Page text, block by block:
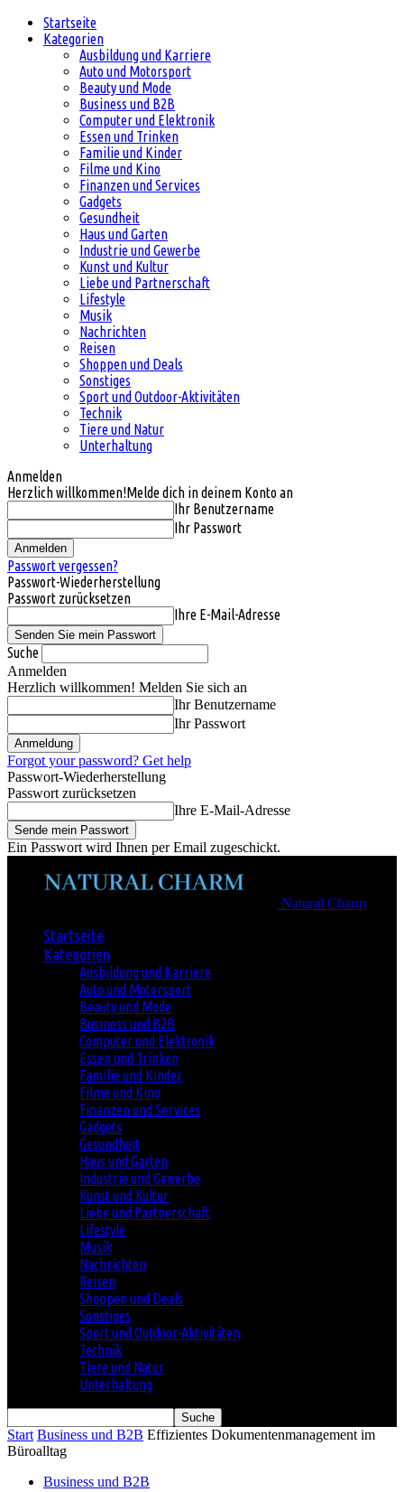
Startseite
Kategorien
Ausbildung und Karriere
Auto und Motorsport
Beauty und Mode
Business und B2B
Computer und Elektronik
Essen und Trinken
Familie und Kinder
Filme und Kino
Finanzen und Services
Gadgets
Gesundheit
Haus und Garten
Industrie und Gewerbe
Kunst und Kultur
Liebe und Partnerschaft
Lifestyle
Musik
Nachrichten
Reisen
Shoppen und Deals
Sonstiges
Sport und Outdoor-Aktivitäten
Technik
Tiere und Natur
Unterhaltung
Anmelden
Herzlich willkommen!Melde dich in deinem Konto an
Ihr Benutzername
Ihr Passwort
Passwort vergessen?
Passwort-Wiederherstellung
Passwort zurücksetzen
Ihre E-Mail-Adresse
Suche
Anmelden
Herzlich willkommen! Melden Sie sich an
Ihr Benutzername
Ihr Passwort
Forgot your password? Get help
Passwort-Wiederherstellung
Passwort zurücksetzen
Ihre E-Mail-Adresse
Ein Passwort wird Ihnen per Email zugeschickt.
Natural Charm
Startseite
Kategorien
Ausbildung und Karriere
Auto und Motorsport
Beauty und Mode
Business und B2B
Computer und Elektronik
Essen und Trinken
Familie und Kinder
Filme und Kino
Finanzen und Services
Gadgets
Gesundheit
Haus und Garten
Industrie und Gewerbe
Kunst und Kultur
Liebe und Partnerschaft
Lifestyle
Musik
Nachrichten
Reisen
Shoppen und Deals
Sonstiges
Sport und Outdoor-Aktivitäten
Technik
Tiere und Natur
Unterhaltung
Start Business und B2B Effizientes Dokumentenmanagement im
Büroalltag
Business und B2B